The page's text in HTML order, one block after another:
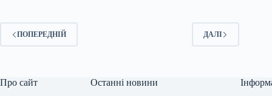
ПОПЕРЕДНІЙ ДАЛІ
Про сайт Останні новини